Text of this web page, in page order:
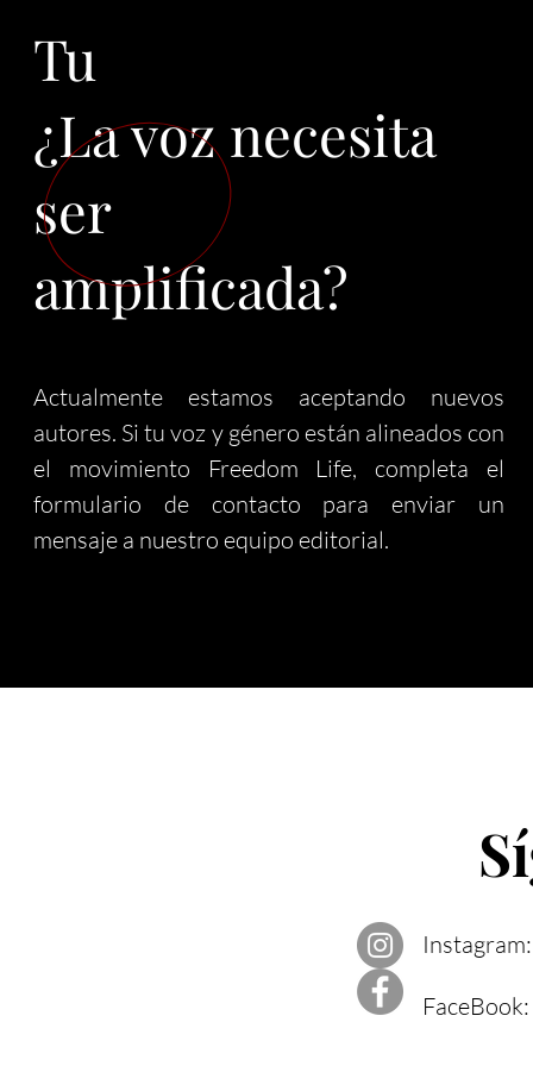
Tu
¿La voz necesita
ser
amplificada?
Actualmente estamos aceptando nuevos
autores. Si tu voz y género están alineados con
el movimiento Freedom Life, completa el
formulario de contacto para enviar un
mensaje a nuestro equipo editorial.